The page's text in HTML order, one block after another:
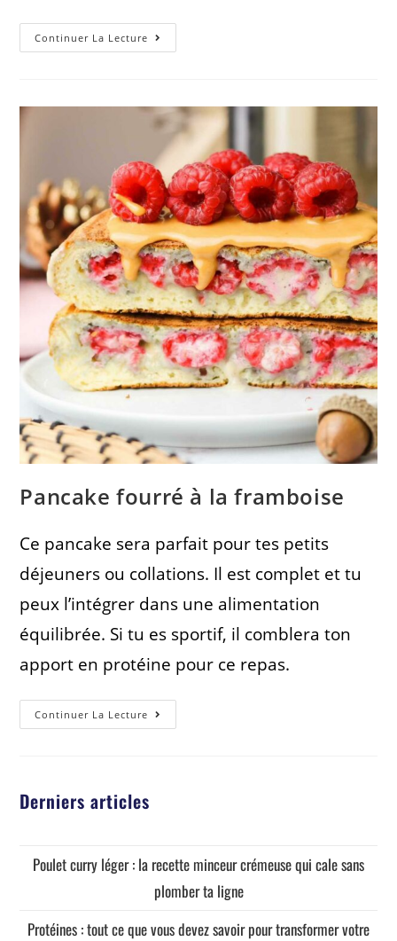
Continuer La Lecture
Pancake fourré à la framboise
Ce pancake sera parfait pour tes petits
déjeuners ou collations. Il est complet et tu
peux l’intégrer dans une alimentation
équilibrée. Si tu es sportif, il comblera ton
apport en protéine pour ce repas.
Continuer La Lecture
Derniers articles
Poulet curry léger : la recette minceur crémeuse qui cale sans
plomber ta ligne
Protéines : tout ce que vous devez savoir pour transformer votre